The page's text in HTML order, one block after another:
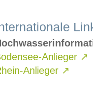
Anlieger ↗
Anlieger ↗